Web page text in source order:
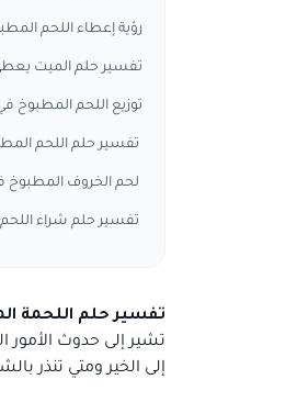
رؤية إعطاء اللحم
تفسير حلم الميت
توزيع اللحم المطبوخ
تفسير حلم اللحم
لحم الخروف المطبوخ
تفسير حلم شراء
تفسير حلم اللحمة
تشير إلى حدوث الأمور
إلى الخير ومتي تنذر